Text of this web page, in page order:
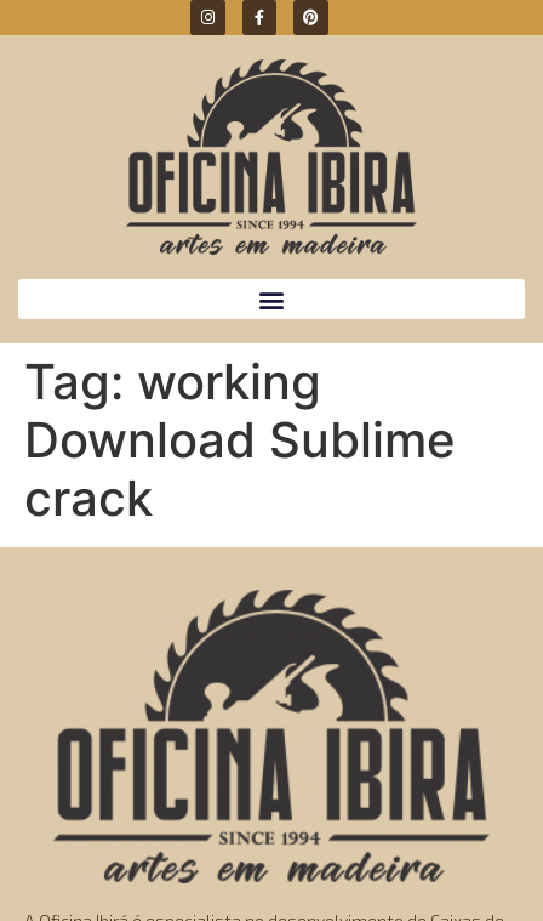
Tag: working
Download Sublime
crack